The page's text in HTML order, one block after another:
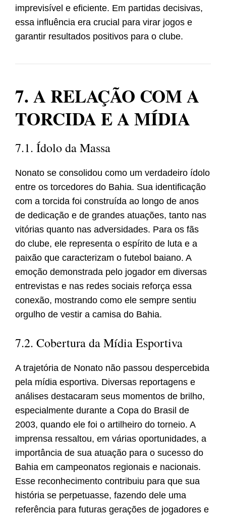
imprevisível e eficiente. Em partidas decisivas,
essa influência era crucial para virar jogos e
garantir resultados positivos para o clube.
7. A RELAÇÃO COM A
TORCIDA E A MÍDIA
7.1. Ídolo da Massa
Nonato se consolidou como um verdadeiro ídolo
entre os torcedores do Bahia. Sua identificação
com a torcida foi construída ao longo de anos
de dedicação e de grandes atuações, tanto nas
vitórias quanto nas adversidades. Para os fãs
do clube, ele representa o espírito de luta e a
paixão que caracterizam o futebol baiano. A
emoção demonstrada pelo jogador em diversas
entrevistas e nas redes sociais reforça essa
conexão, mostrando como ele sempre sentiu
orgulho de vestir a camisa do Bahia.
7.2. Cobertura da Mídia Esportiva
A trajetória de Nonato não passou despercebida
pela mídia esportiva. Diversas reportagens e
análises destacaram seus momentos de brilho,
especialmente durante a Copa do Brasil de
2003, quando ele foi o artilheiro do torneio. A
imprensa ressaltou, em várias oportunidades, a
importância de sua atuação para o sucesso do
Bahia em campeonatos regionais e nacionais.
Esse reconhecimento contribuiu para que sua
história se perpetuasse, fazendo dele uma
referência para futuras gerações de jogadores e